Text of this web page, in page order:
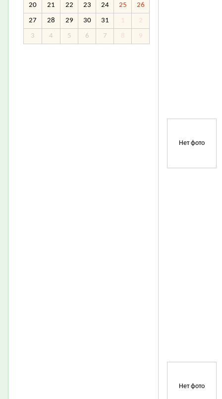
Нет фото
Нет фото
20 21 22 23 24 25 26
27 28 29 30 31 1 2
3 4 5 6 7 8 9